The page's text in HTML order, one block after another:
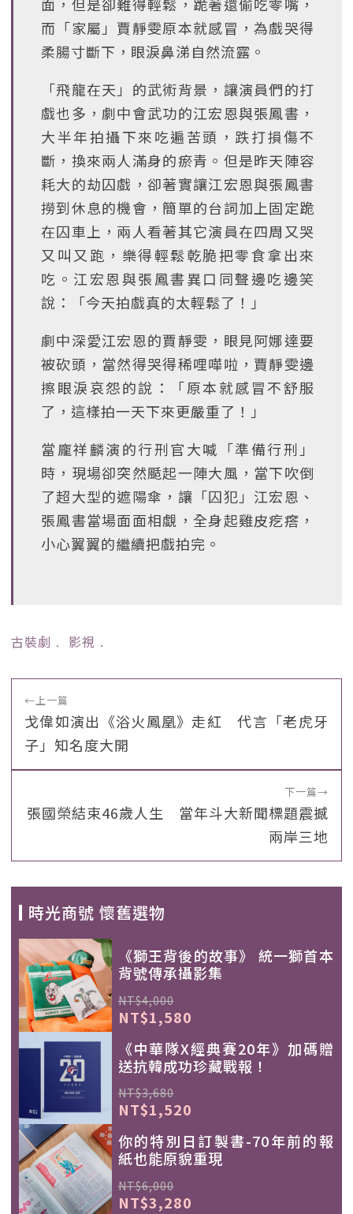
而「家屬」賈靜雯原本就感冒，為戲哭得
柔腸寸斷下，眼淚鼻涕自然流露。
「飛龍在天」的武術背景，讓演員們的打
戲也多，劇中會武功的江宏恩與張鳳書，
大半年拍攝下來吃遍苦頭，跌打損傷不
斷，換來兩人滿身的瘀青。但是昨天陣容
耗大的劫囚戲，卻著實讓江宏恩與張鳳書
撈到休息的機會，簡單的台詞加上固定跪
在囚車上，兩人看著其它演員在四周又哭
又叫又跑，樂得輕鬆乾脆把零食拿出來
吃。江宏恩與張鳳書異口同聲邊吃邊笑
說：「今天拍戲真的太輕鬆了！」
劇中深愛江宏恩的賈靜雯，眼見阿娜達要
被砍頭，當然得哭得稀哩嘩啦，賈靜雯邊
擦眼淚哀怨的說：「原本就感冒不舒服
了，這樣拍一天下來更嚴重了！」
當龐祥麟演的行刑官大喊「準備行刑」
時，現場卻突然颳起一陣大風，當下吹倒
了超大型的遮陽傘，讓「囚犯」江宏恩、
張鳳書當場面面相覷，全身起雞皮疙瘩，
小心翼翼的繼續把戲拍完。
古裝劇 ﹒ 影視 ﹒
←上一篇
戈偉如演出《浴火鳳凰》走紅 代言「老虎牙
子」知名度大開
下一篇→
張國榮結束46歲人生 當年斗大新聞標題震撼
兩岸三地
時光商號 懷舊選物
《獅王背後的故事》 統一獅首本
背號傳承攝影集
NT$4,000
NT$1,580
《中華隊X經典賽20年》加碼贈
送抗韓成功珍藏戰報！
NT$3,680
NT$1,520
你的特別日訂製書-70年前的報
紙也能原貌重現
NT$6,000
NT$3,280